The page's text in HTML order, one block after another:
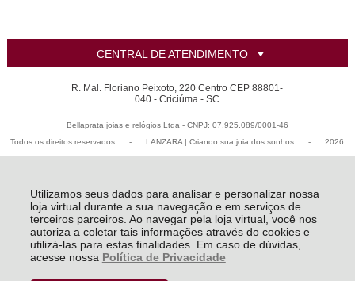
Utilizamos seus dados para analisar e personalizar nossa
loja virtual durante a sua navegação e em serviços de
terceiros parceiros. Ao navegar pela loja virtual, você nos
autoriza a coletar tais informações através do cookies e
utilizá-las para estas finalidades. Em caso de dúvidas,
acesse nossa Política de Privacidade
CENTRAL DE ATENDIMENTO
R. Mal. Floriano Peixoto, 220 Centro CEP 88801-
040 - Criciúma - SC
Bellaprata joias e relógios Ltda - CNPJ: 07.925.089/0001-46
Todos os direitos reservados
- LANZARA | Criando sua joia dos sonhos - 2026